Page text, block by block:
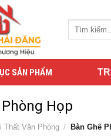
SẢN PHẨM
Họp
Thất Văn Phòng / Bàn Ghế